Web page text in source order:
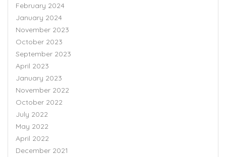
February 2024
January 2024
November 2023
October 2023
September 2023
April 2023
January 2023
November 2022
October 2022
July 2022
May 2022
April 2022
December 2021